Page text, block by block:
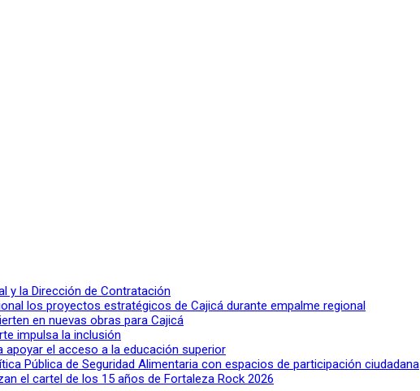
y la Dirección de Contratación
los proyectos estratégicos de Cajicá durante empalme regional
en nuevas obras para Cajicá
impulsa la inclusión
apoyar el acceso a la educación superior
Pública de Seguridad Alimentaria con espacios de participación ciudadana
el cartel de los 15 años de Fortaleza Rock 2026